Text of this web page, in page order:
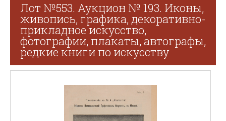
Лот №553. Аукцион № 193. Иконы,
живопись, графика, декоративно-
прикладное искусство,
фотографии, плакаты, автографы,
редкие книги по искусству